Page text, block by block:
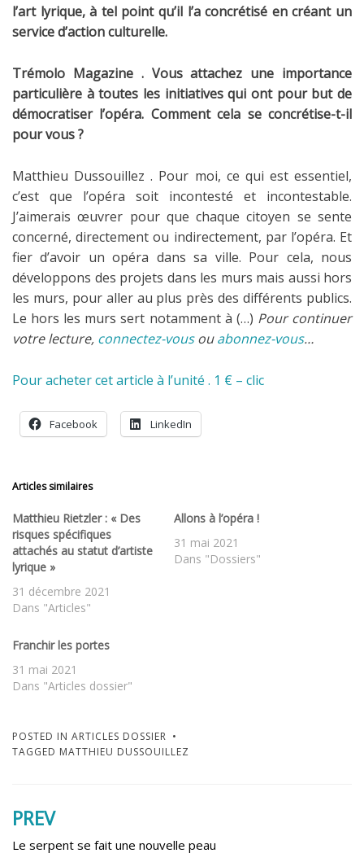
l’art lyrique, à tel point qu’il l’a concrétisé en créant un
service d’action culturelle.
Trémolo Magazine . Vous attachez une importance
particulière à toutes les initiatives qui ont pour but de
démocratiser l’opéra. Comment cela se concrétise-t-il
pour vous ?
Matthieu Dussouillez . Pour moi, ce qui est essentiel,
c’est que l’opéra soit incontesté et incontestable.
J’aimerais œuvrer pour que chaque citoyen se sente
concerné, directement ou indirectement, par l’opéra. Et
fier d’avoir un opéra dans sa ville. Pour cela, nous
développons des projets dans les murs mais aussi hors
les murs, pour aller au plus près des différents publics.
Le hors les murs sert notamment à (…) Pour continuer
votre lecture, connectez-vousouabonnez-vous…
Pour acheter cet article à l’unité . 1 € – clic
Facebook LinkedIn
Articles similaires
Matthieu Rietzler : « Des
risques spécifiques
attachés au statut d’artiste
lyrique »
31 décembre 2021
Dans "Articles"
Allons à l’opéra !
31 mai 2021
Dans "Dossiers"
Franchir les portes
31 mai 2021
Dans "Articles dossier"
POSTED IN ARTICLES DOSSIER
TAGGED MATTHIEU DUSSOUILLEZ
Navigation
de
PREV
Le serpent se fait une nouvelle peau